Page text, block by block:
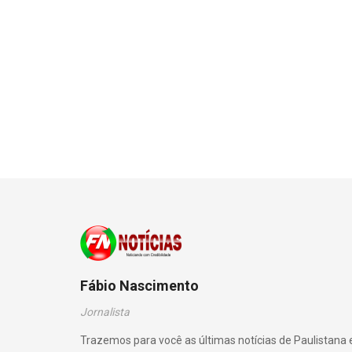
Fábio Nascimento
Jornalista
Trazemos para você as últimas notícias de Paulistana